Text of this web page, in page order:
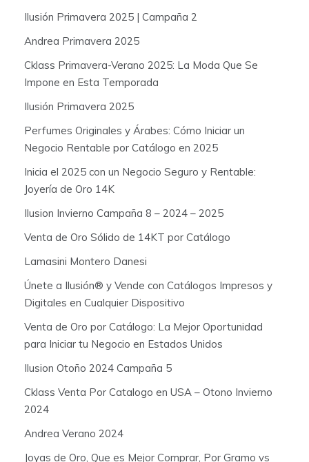
rIlusión Primavera 2025 | Campaña 2
Andrea Primavera 2025
Cklass Primavera-Verano 2025: La Moda Que Se
Impone en Esta Temporada
Ilusión Primavera 2025
Perfumes Originales y Árabes: Cómo Iniciar un
Negocio Rentable por Catálogo en 2025
Inicia el 2025 con un Negocio Seguro y Rentable:
Joyería de Oro 14K
Ilusion Invierno Campaña 8 – 2024 – 2025
Venta de Oro Sólido de 14KT por Catálogo
Lamasini Montero Danesi
Únete a Ilusión® y Vende con Catálogos Impresos y
Digitales en Cualquier Dispositivo
Venta de Oro por Catálogo: La Mejor Oportunidad
para Iniciar tu Negocio en Estados Unidos
Ilusion Otoño 2024 Campaña 5
Cklass Venta Por Catalogo en USA – Otono Invierno
2024
Andrea Verano 2024
Joyas de Oro, Que es Mejor Comprar, Por Gramo vs